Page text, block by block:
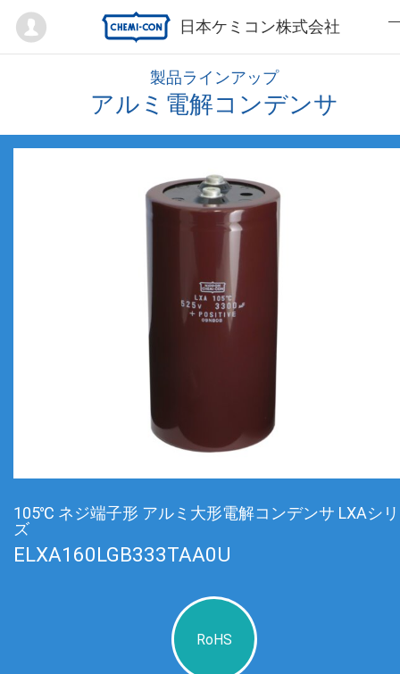
日本ケミコン株式会社
Mypage
製品ラインアップ
アルミ電解コンデンサ
105℃ ネジ端子形 アルミ大形電解コンデンサ LXAシ
ズ
ELXA160LGB333TAA0U
RoHS